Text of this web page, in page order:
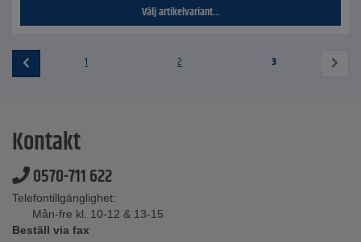
Välj artikelvariant...
1 2 3
Kontakt
0570-711 622
Telefontillgänglighet:
Mån-fre kl. 10-12 & 13-15
Beställ via fax